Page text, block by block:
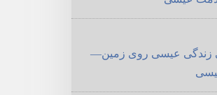
زندگی عیسی روی زمین—‏